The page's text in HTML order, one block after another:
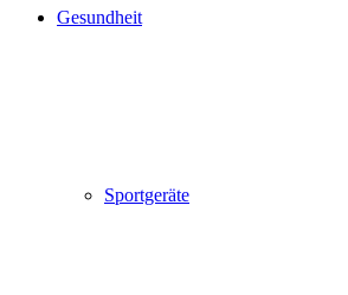
Gesundheit
Sportgeräte